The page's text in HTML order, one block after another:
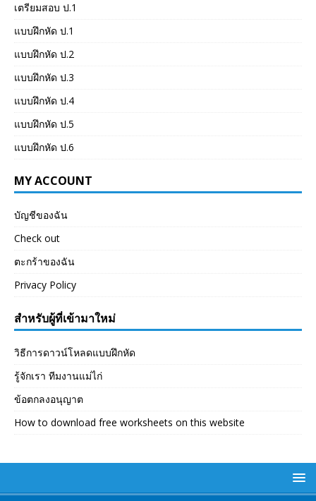
เตรียมสอบ ป.1
แบบฝึกหัด ป.1
แบบฝึกหัด ป.2
แบบฝึกหัด ป.3
แบบฝึกหัด ป.4
แบบฝึกหัด ป.5
แบบฝึกหัด ป.6
MY ACCOUNT
บัญชีของฉัน
Check out
ตะกร้าของฉัน
Privacy Policy
สำหรับผู้ที่เข้ามาใหม่
วิธีการดาวน์โหลดแบบฝึกหัด
รู้จักเรา ทีมงานแม่ไก่
ข้อตกลงอนุญาต
How to download free worksheets on this website